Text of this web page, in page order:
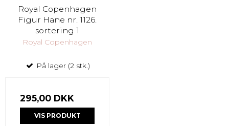
Royal Copenhagen
Figur Hane nr. 1126.
sortering 1
Royal Copenhagen
På lager (2 stk.)
295,00 DKK
VIS PRODUKT